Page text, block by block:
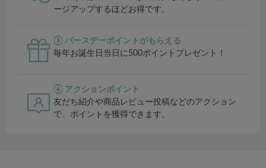
ージアップするほどお得です。
③ バースデーポイントがもらえる
毎年お誕生日当日に500ポイントプレゼント！
④ アクションポイント
友だち紹介や商品レビュー投稿などのアクション
で、ポイントを獲得できます。